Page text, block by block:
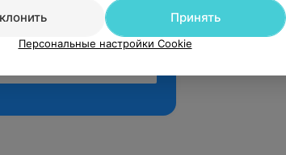
Принять
Персональные настройки Cookie